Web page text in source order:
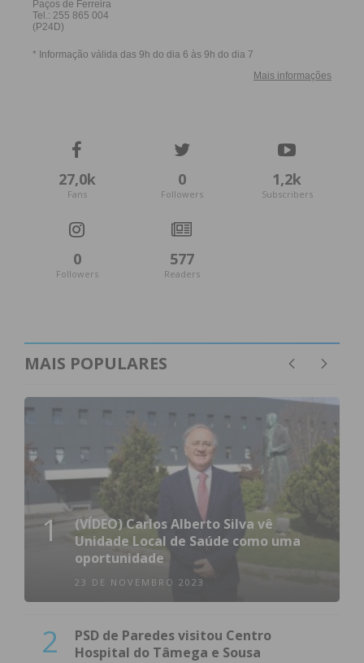
27,0k
Fans
0
Followers
1,2k
Subscribers
0
Followers
577
Readers
MAIS POPULARES
1
(VÍDEO) Carlos Alberto Silva vê
Unidade Local de Saúde como uma
oportunidade
23 DE NOVEMBRO 2023
2
PSD de Paredes visitou Centro
Hospital do Tâmega e Sousa